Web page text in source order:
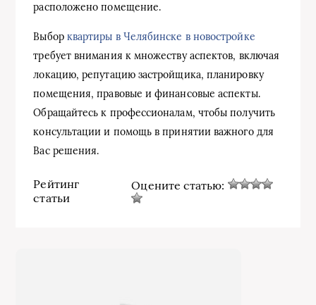
расположено помещение.
Выбор квартиры в Челябинске в новостройке
требует внимания к множеству аспектов, включая
локацию, репутацию застройщика, планировку
помещения, правовые и финансовые аспекты.
Обращайтесь к профессионалам, чтобы получить
консультации и помощь в принятии важного для
Вас решения.
Рейтинг
статьи
Оцените статью: